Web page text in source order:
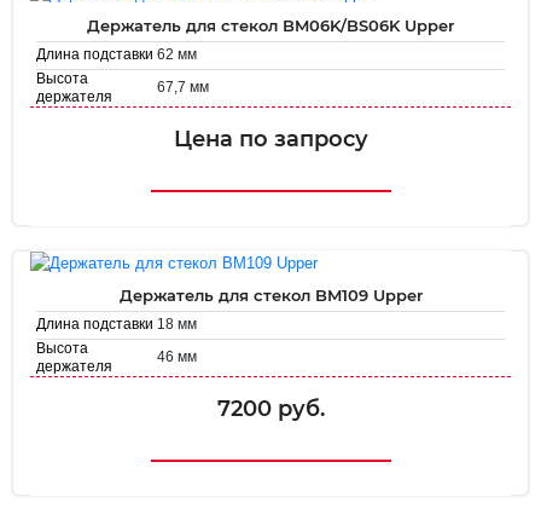
Держатель для стекол BM06K/BS06K Upper
Длина подставки 62 мм
Высота
держателя
67,7 мм
Цена по запросу
Держатель для стекол BM109 Upper
Длина подставки 18 мм
Высота
держателя
46 мм
7200 руб.